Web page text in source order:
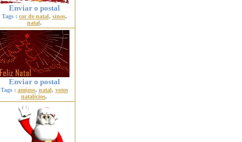
Enviar o postal
Tags : cor de natal, sinos,
natal,
Enviar o postal
Tags : amigos, natal, votos
natalícios,